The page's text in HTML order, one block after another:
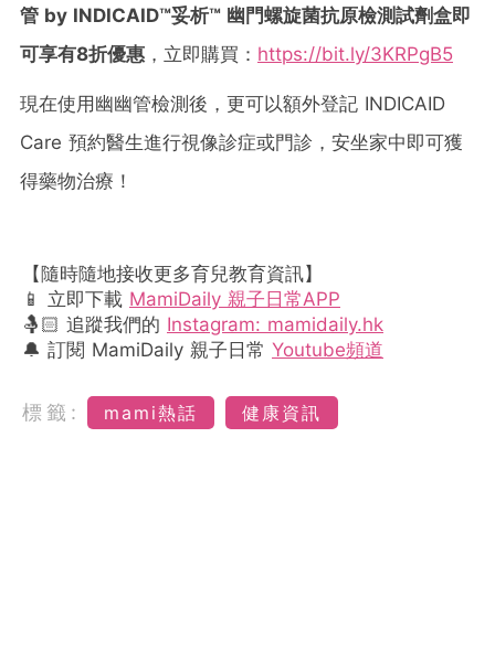
管 by INDICAID™妥析™ 幽門螺旋菌抗原檢測試劑盒即
可享有8折優惠 ，立即購買： https://bit.ly/3KRPgB5
現在使用幽幽管檢測後，更可以額外登記 INDICAID
Care 預約醫生進行視像診症或門診，安坐家中即可獲
得藥物治療！
【隨時隨地接收更多育兒教育資訊】
📱 立即下載 MamiDaily 親子日常APP
🤱🏻 追蹤我們的 Instagram: mamidaily.hk
🔔 訂閱 MamiDaily 親子日常 Youtube頻道
標籤: mami熱話 健康資訊